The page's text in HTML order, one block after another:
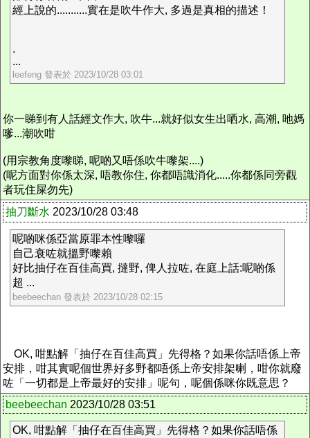
經上說的...........實在是吹牛作大, 多過是真相的描述！
.
...
leefeng 發表於 2023/10/28 03:01
你一睇到有人話經文作大, 吹牛...就好似女生出哂水, 高潮, 吔媽
嗲...潮吹咁
(用宗教角度嚟睇, 呢啲又唔係吹牛嚟架....)
(呢方面對你係太深, 唔教你住, 你都唔識消化.....你都係同旁觀
者玩住屎勿先)
抽刀斷水 2023/10/28 03:48
呢啲咪係亞當原罪本性嚟囉
自己衰咗就搵野嚟賴
好比抽仔在百佳高買, 撻野, 俾人拉咗, 在庭上話:呢啲係
超 ...
beebeechan 發表於 2023/10/28 02:15
OK, 咁點解「抽仔在百佳高買」先得格？如果你話唔係上帝
安排，咁其實呢個世界好多野都唔係上帝安排架喇，咁你就廢
咗「一切都是上帝最好的安排」呢句，呢個係咪你既意思？
beebeechan 2023/10/28 03:51
OK, 咁點解「抽仔在百佳高買」先得格？如果你話唔係